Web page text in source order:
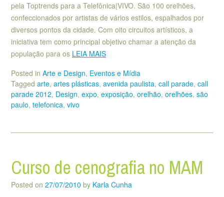
pela Toptrends para a Telefônica|VIVO. São 100 orelhões,
confeccionados por artistas de vários estilos, espalhados por
diversos pontos da cidade. Com oito circuitos artísticos, a
iniciativa tem como principal objetivo chamar a atenção da
população para os LEIA MAIS
Posted in Arte e Design, Eventos e Mídia
Tagged arte, artes plásticas, avenida paulista, call parade, call
parade 2012, Design, expo, exposição, orelhão, orelhões, são
paulo, telefonica, vivo
Curso de cenografia no MAM
Posted on 27/07/2010 by Karla Cunha